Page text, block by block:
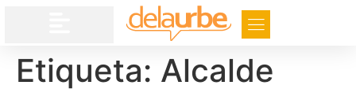
Etiqueta: Alcalde